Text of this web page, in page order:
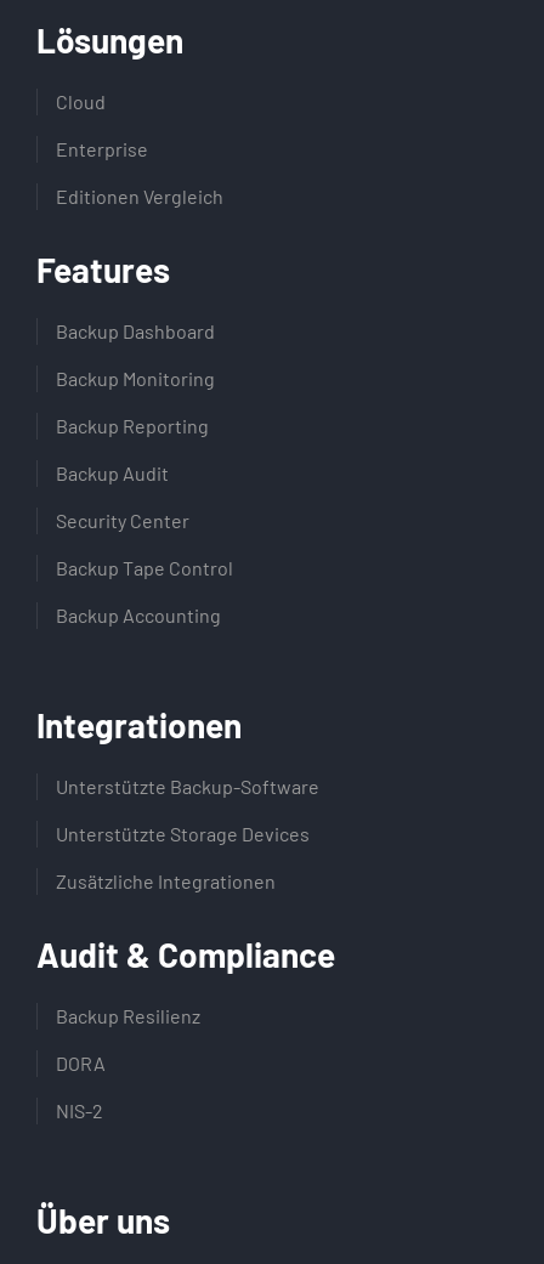
Lösungen
Cloud
Enterprise
Editionen Vergleich
Features
Backup Dashboard
Backup Monitoring
Backup Reporting
Backup Audit
Security Center
Backup Tape Control
Backup Accounting
Integrationen
Unterstützte Backup-Software
Unterstützte Storage Devices
Zusätzliche Integrationen
Audit & Compliance
Backup Resilienz
DORA
NIS-2
Über uns